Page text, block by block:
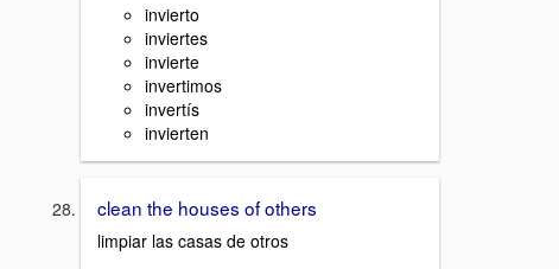
invierto
inviertes
invierte
invertimos
invertís
invierten
clean the houses of others
limpiar las casas de otros